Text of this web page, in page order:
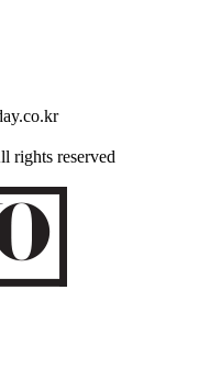
rights reserved